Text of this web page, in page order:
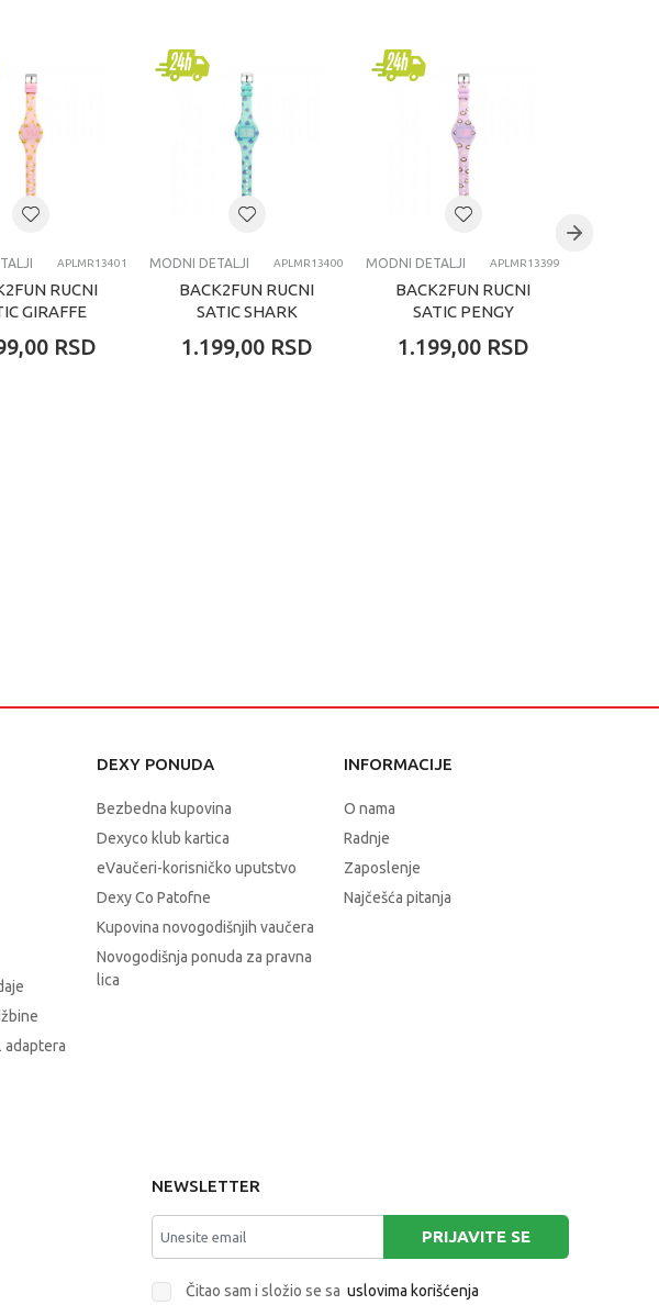
APLMR13401
RUCNI
GIRAFFE
RSD
MODNI DETALJI APLMR13400
BACK2FUN RUCNI
SATIC SHARK
1.199,00 RSD
MODNI DETALJI APLMR13399
BACK2FUN RUCNI
SATIC PENGY
1.199,00 RSD
adaptera
DEXY PONUDA
Bezbedna kupovina
Dexyco klub kartica
eVaučeri-korisničko uputstvo
Dexy Co Patofne
Kupovina novogodišnjih vaučera
Novogodišnja ponuda za pravna
lica
INFORMACIJE
O nama
Radnje
Zaposlenje
Najčešća pitanja
NEWSLETTER
PRIJAVITE SE
Čitao sam i složio se sa uslovima korišćenja